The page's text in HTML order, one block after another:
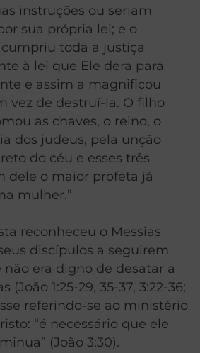
instruções ou seriam
sua própria lei; e o
toda a justiça
à lei que Ele dera para
e assim a magnificou
vez de destruí-la. O filho
as chaves, o reino, o
dos judeus, pela unção
do céu e esses três
dele o maior profeta já
mulher.”
reconheceu o Messias
discípulos a seguirem
era digno de desatar a
(João 1:25-29, 35-37, 3:22-36;
referindo-se ao ministério
“é necessário que ele
(João 3:30).